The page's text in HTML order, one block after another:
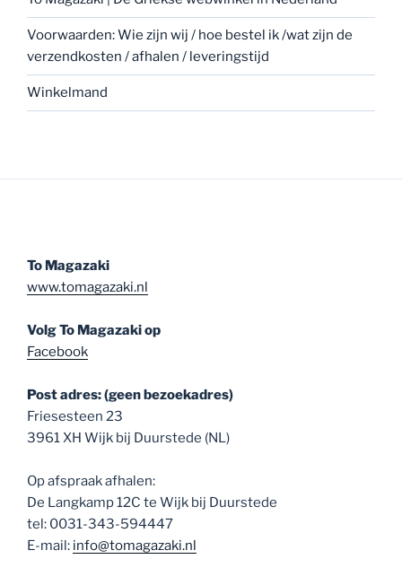
Voorwaarden: Wie zijn wij / hoe bestel ik /wat zijn de
verzendkosten / afhalen / leveringstijd
Winkelmand
To Magazaki
www.tomagazaki.nl
Volg To Magazaki op
Facebook
Post adres: (geen bezoekadres)
Friesesteen 23
3961 XH Wijk bij Duurstede (NL)
Op afspraak afhalen:
De Langkamp 12C te Wijk bij Duurstede
tel: 0031-343-594447
E-mail: info@tomagazaki.nl